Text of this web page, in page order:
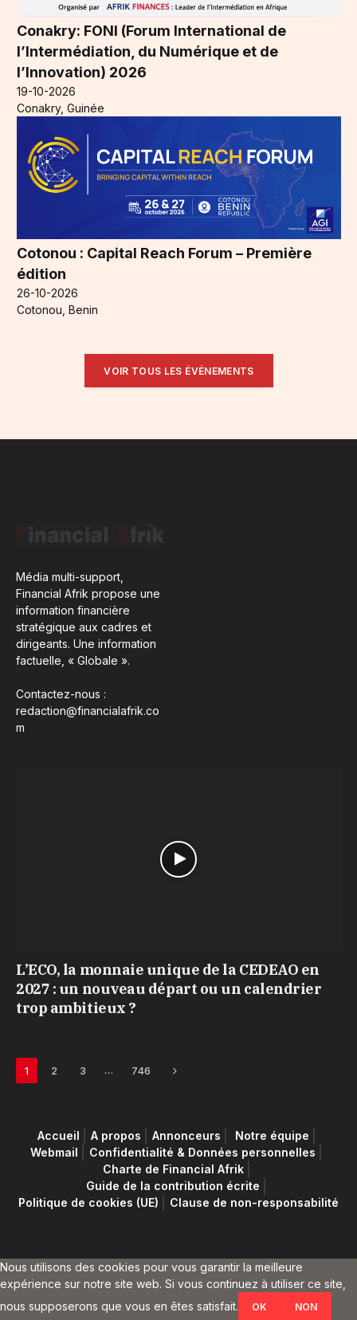
Conakry: FONI (Forum International de
l’Intermédiation, du Numérique et de
l’Innovation) 2026
19-10-2026
Conakry, Guinée
Cotonou : Capital Reach Forum – Première
édition
26-10-2026
Cotonou, Benin
VOIR TOUS LES ÉVÉNEMENTS
Média multi-support,
Financial Afrik propose une
information financière
stratégique aux cadres et
dirigeants. Une information
factuelle, « Globale ».
Contactez-nous :
redaction@financialafrik.co
m
L’ECO, la monnaie unique de la CEDEAO en
2027 : un nouveau départ ou un calendrier
trop ambitieux ?
1 2 3 … 746 Next
Accueil A propos Annonceurs
Notre équipe
Webmail
Confidentialité & Données personnelles
Charte de Financial Afrik
Guide de la contribution écrite
Politique de cookies (UE)
Clause de non-responsabilité
Nous utilisons des cookies pour vous garantir la meilleure
expérience sur notre site web. Si vous continuez à utiliser ce site,
nous supposerons que vous en êtes satisfait.
OK NON